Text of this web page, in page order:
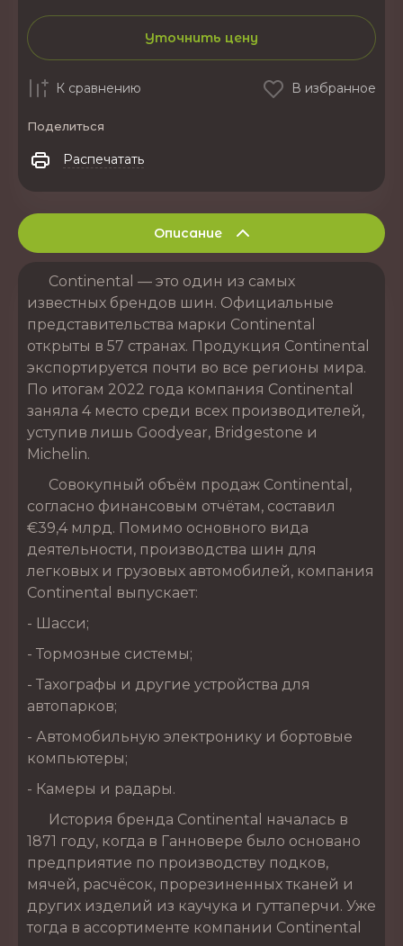
Уточнить цену
К сравнению В избранное
Поделиться
Распечатать
Описание
Continental — это один из самых
известных брендов шин. Официальные
представительства марки Continental
открыты в 57 странах. Продукция Continental
экспортируется почти во все регионы мира.
По итогам 2022 года компания Continental
заняла 4 место среди всех производителей,
уступив лишь Goodyear, Bridgestone и
Michelin.
Совокупный объём продаж Continental,
согласно финансовым отчётам, составил
€39,4 млрд. Помимо основного вида
деятельности, производства шин для
легковых и грузовых автомобилей, компания
Continental выпускает:
- Шасси;
- Тормозные системы;
- Тахографы и другие устройства для
автопарков;
- Автомобильную электронику и бортовые
компьютеры;
- Камеры и радары.
История бренда Continental началась в
1871 году, когда в Ганновере было основано
предприятие по производству подков,
мячей, расчёсок, прорезиненных тканей и
других изделий из каучука и гуттаперчи. Уже
тогда в ассортименте компании Continental